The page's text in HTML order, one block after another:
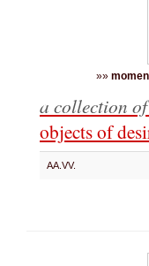
»»
a collection
objects of
AA.VV.